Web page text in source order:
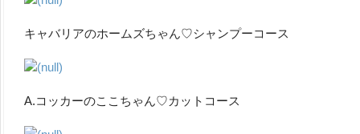
キャバリアのホームズちゃん♡シャンプーコース
A.コッカーのここちゃん♡カットコース